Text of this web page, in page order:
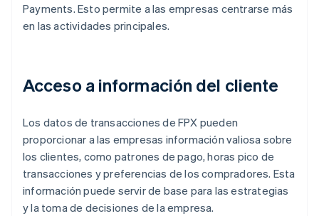
Payments. Esto permite a las empresas centrarse más
en las actividades principales.
Acceso a información del cliente
Los datos de transacciones de FPX pueden
proporcionar a las empresas información valiosa sobre
los clientes, como patrones de pago, horas pico de
transacciones y preferencias de los compradores. Esta
información puede servir de base para las estrategias
y la toma de decisiones de la empresa.